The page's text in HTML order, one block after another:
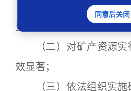
（一）勘查、开采低
资源；
（二）对矿产资源实
效显著；
（三）依法组织实施
同意后关闭